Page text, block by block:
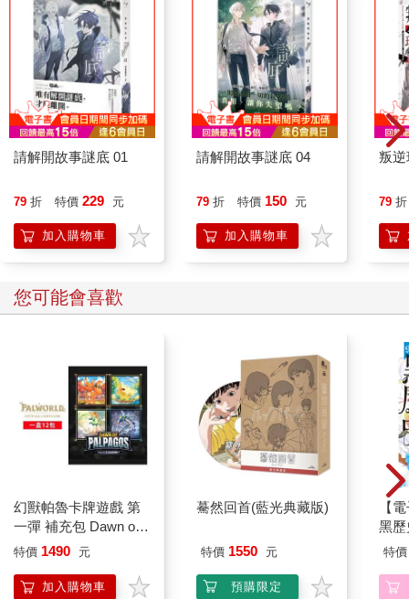
請解開故事謎底 01
79 折 特價 229 元
加入購物車
請解開故事謎底 04
79 折 特價 150 元
加入購物車
叛逆
79 折
您可能會喜歡
幻獸帕魯卡牌遊戲 第
一彈 補充包 Dawn of
Palpagos（日文版一
特價 1490 元
加入購物車
驀然回首(藍光典藏版)
特價 1550 元
預購限定
【
黑歷
特價